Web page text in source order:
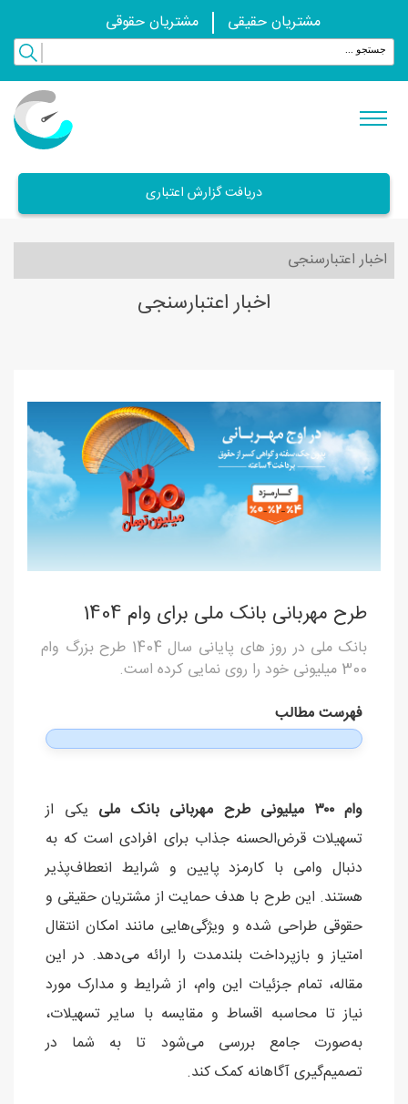
مشتریان حقیقی مشتریان حقوقی
دریافت گزارش اعتباری
اخبار اعتبارسنجی
اخبار اعتبارسنجی
طرح مهربانی بانک ملی برای وام 1404
بانک ملی در روز های پایانی سال 1404 طرح بزرگ وام
300 میلیونی خود را روی نمایی کرده است.
فهرست مطالب
وام ۳۰۰ میلیونی طرح مهربانی بانک ملی
یکی از
تسهیلات قرض‌الحسنه جذاب برای افرادی است که به
دنبال وامی با کارمزد پایین و شرایط انعطاف‌پذیر
هستند. این طرح با هدف حمایت از مشتریان حقیقی و
حقوقی طراحی شده و ویژگی‌هایی مانند امکان انتقال
امتیاز و بازپرداخت بلندمدت را ارائه می‌دهد. در این
مقاله، تمام جزئیات این وام، از شرایط و مدارک مورد
نیاز تا محاسبه اقساط و مقایسه با سایر تسهیلات،
به‌صورت جامع بررسی می‌شود تا به شما در
تصمیم‌گیری آگاهانه کمک کند.